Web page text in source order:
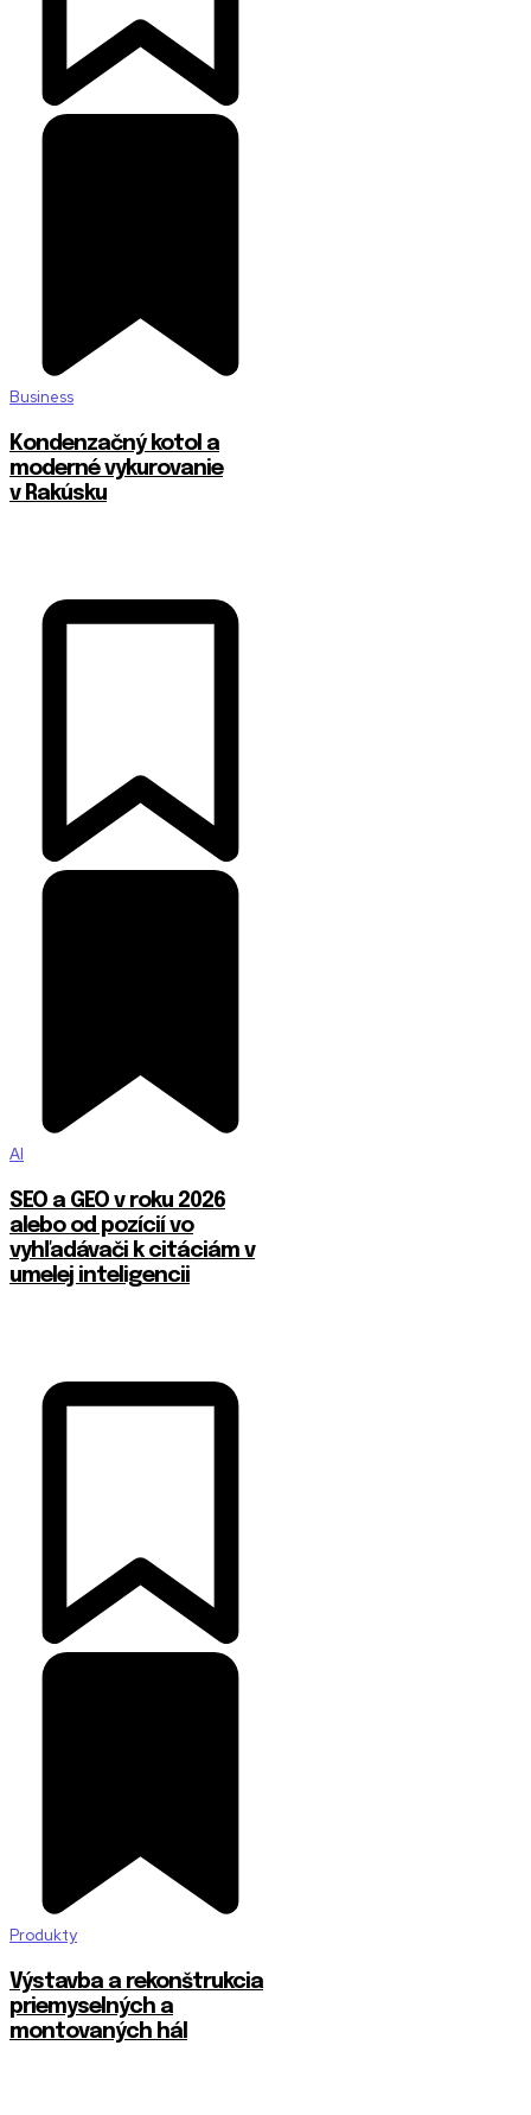
Business
Kondenzačný kotol a
moderné vykurovanie
v Rakúsku
AI
SEO a GEO v roku 2026
alebo od pozícií vo
vyhľadávači k citáciám v
umelej inteligencii
Produkty
Výstavba a rekonštrukcia
priemyselných a
montovaných hál